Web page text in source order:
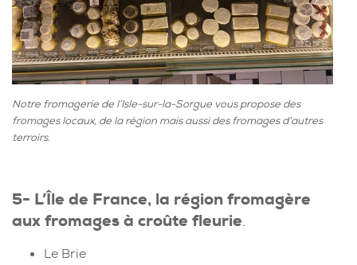
Notre fromagerie de l’Isle-sur-la-Sorgue vous propose des
fromages locaux, de la région mais aussi des fromages d’autres
terroirs.
5- L’Île de France, la région fromagère
aux fromages à croûte fleurie.
Le Brie